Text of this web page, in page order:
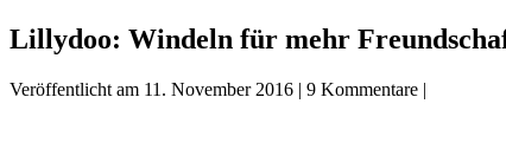
Lillydoo: Windeln für mehr
Veröffentlicht am 11. November 2016 | 9 Kommentare |